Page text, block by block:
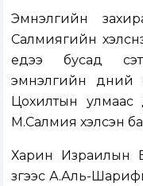
Эмнэлгийн
Салмиягийн
үедээ бусад
эмнэлгийн
Цохилтын улмаас
М.Салмия хэлсэн
Харин Израилын
зүгээс А.Аль-